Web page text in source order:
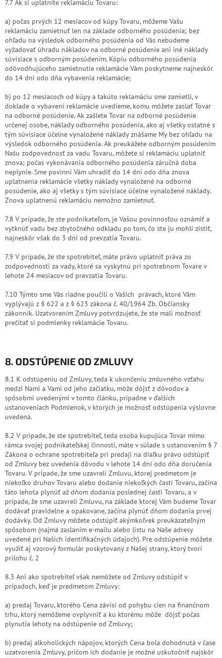
7.7 Ak si uplatníte reklamáciu Tovaru:
a) počas prvých 12 mesiacov od kúpy Tovaru, môžeme Vašu
reklamáciu zamietnuť len na základe odborného posúdenia; bez
ohľadu na výsledok odborného posúdenia od Vás nebudeme
vyžadovať úhradu nákladov na odborné posúdenie ani iné náklady
súvisiace s odborným posúdením. Kópiu odborného posúdenia
odôvodňujúceho zamietnutie reklamácie Vám poskytneme najneskôr
do 14 dní odo dňa vybavenia reklamácie;
b) po 12 mesiacoch od kúpy a takúto reklamáciu sme zamietli, v
doklade o vybavení reklamácie uvedieme, komu môžete zaslať Tovar
na odborné posúdenie. Ak zašlete Tovar na odborné posúdenie
určenej osobe, náklady odborného posúdenia, ako aj všetky ostatné s
tým súvisiace účelne vynaložené náklady znášame My bez ohľadu na
výsledok odborného posúdenia. Ak preukážete odborným posúdením
Našu zodpovednosť za vadu Tovaru, môžete si reklamáciu uplatniť
znova; počas vykonávania odborného posúdenia záručná doba
neplynie. Sme povinní Vám uhradiť do 14 dní odo dňa znova
uplatnenia reklamácie všetky náklady vynaložené na odborné
posúdenie, ako aj všetky s tým súvisiace účelne vynaložené náklady.
Znova uplatnenú reklamáciu nemožno zamietnuť.
7.8 V prípade, že ste podnikateľom, je Vašou povinnosťou oznámiť a
vytknúť vadu bez zbytočného odkladu po tom, čo ste ju mohli zistiť,
najneskôr však do 3 dní od prevzatia Tovaru.
7.9 V prípade, že ste spotrebiteľ, máte právo uplatniť práva zo
zodpovednosti za vady, ktoré sa vyskytnú pri spotrebnom Tovare v
lehote 24 mesiacov od prevzatia Tovaru.
7.10 Týmto sme Vás riadne poučili o Vašich právach, ktoré Vám
vyplývajú z § 622 a z § 623 zákona č. 40/1964 Zb. Občiansky
zákonník. Uzatvorením Zmluvy potvrdzujete, že ste mali možnosť
prečítať si podmienky reklamácie Tovaru.
8. ODSTÚPENIE OD ZMLUVY
8.1 K odstúpeniu od Zmluvy, teda k ukončeniu zmluvného vzťahu
medzi Nami a Vami od jeho začiatku, môže dôjsť z dôvodov a
spôsobmi uvedenými v tomto článku, prípadne v ďalších
ustanoveniach Podmienok, v ktorých je možnosť odstúpenia výslovne
uvedená.
8.2 V prípade, že ste spotrebiteľ, teda osoba kupujúca Tovar mimo
rámca svojej podnikateľskej činnosti, máte v súlade s ustanovením § 7
Zákona o ochrane spotrebiteľa pri predaji na diaľku právo odstúpiť
od Zmluvy bez uvedenia dôvodu v lehote 14 dní odo dňa doručenia
Tovaru. V prípade, že sme uzavreli Zmluvu, ktorej predmetom je
niekoľko druhov Tovaru alebo dodanie niekoľkých častí Tovaru, začína
táto lehota plynúť až dňom dodania poslednej časti Tovaru, a v
prípade, že sme uzavreli Zmluvu, na základe ktorej Vám budeme Tovar
dodávať pravidelne a opakovane, začína plynúť dňom dodania prvej
dodávky. Od Zmluvy môžete odstúpiť akýmkoľvek preukázateľným
spôsobom (najmä zaslaním e-mailu alebo listu na Naše adresy
uvedené pri Našich identifikačných údajoch). Pre odstúpenie môžete
využiť aj vzorový formulár poskytovaný z Našej strany, ktorý tvorí
prílohu č. 2
8.3 Ani ako spotrebiteľ však nemôžete od Zmluvy odstúpiť v
prípadoch, keď je predmetom Zmluvy:
a) predaj Tovaru, ktorého Cena závisí od pohybu cien na finančnom
trhu, ktorý nemôžeme ovplyvniť a ku ktorému môže dôjsť počas
plynutia lehoty na odstúpenie od Zmluvy;
b) predaj alkoholických nápojov, ktorých Cena bola dohodnutá v čase
uzatvorenia Zmluvy, pričom ich dodanie je možné uskutočniť najskôr